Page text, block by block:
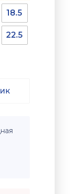
18.5
22.5